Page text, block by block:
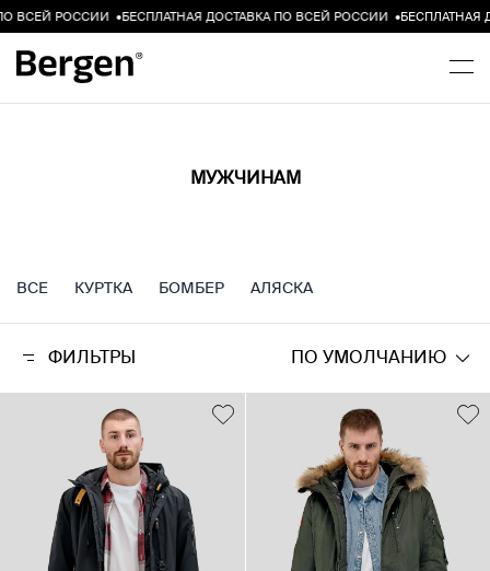
РОССИИ•БЕСПЛАТНАЯ ДОСТАВКА ПО ВСЕЙ РОССИИ•БЕСПЛАТНАЯ
МУЖЧИНАМ
ФИЛЬТРЫ
ВСЕ КУРТКА БОМБЕР АЛЯСКА
ПО УМОЛЧАНИЮ